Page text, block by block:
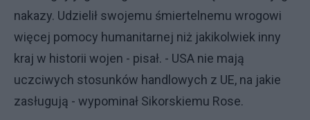
nakazy. Udzielił swojemu śmiertelnemu wrogowi
więcej pomocy humanitarnej niż jakikolwiek inny
kraj w historii wojen - pisał. - USA nie mają
uczciwych stosunków handlowych z UE, na jakie
zasługują - wypominał Sikorskiemu Rose.